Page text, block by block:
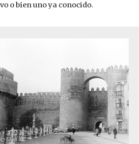
o bien uno ya conocido.